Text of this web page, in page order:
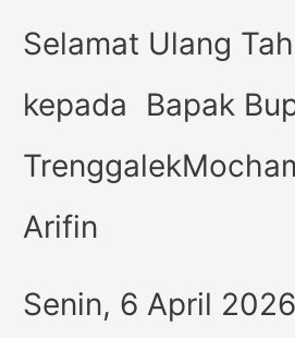
Selamat Ulang
kepada Bapak
Arifin
Senin, 6 April